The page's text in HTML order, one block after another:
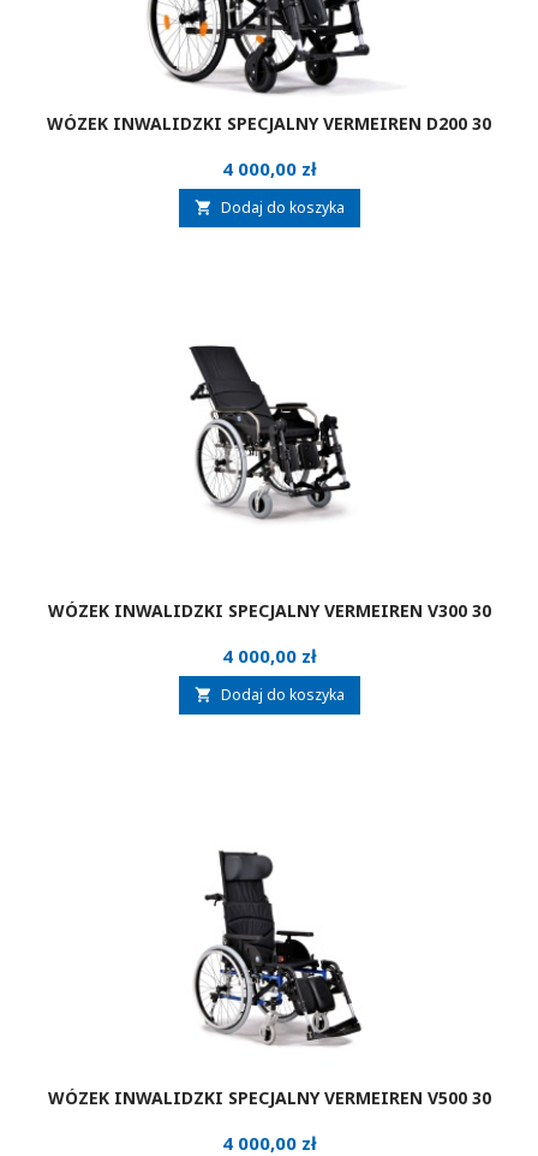
WÓZEK INWALIDZKI SPECJALNY VERMEIREN D200 30
Cena
4 000,00 zł
 Dodaj do koszyka
WÓZEK INWALIDZKI SPECJALNY VERMEIREN V300 30
Cena
4 000,00 zł
 Dodaj do koszyka
WÓZEK INWALIDZKI SPECJALNY VERMEIREN V500 30
Cena
4 000,00 zł